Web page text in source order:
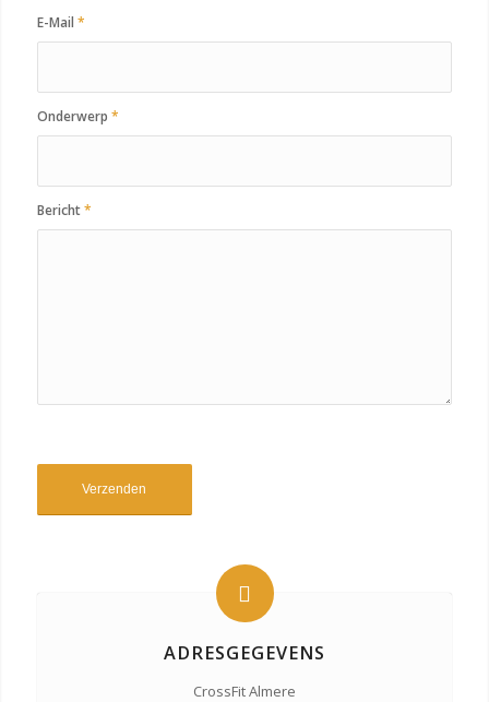
E-Mail *
Onderwerp *
Bericht*
ADRESGEGEVENS
CrossFit Almere